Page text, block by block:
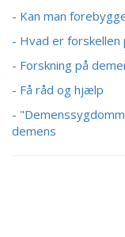
- Kan man
- Hvad er forskellen
- Forskning på
- Få råd og hjælp
-
demens